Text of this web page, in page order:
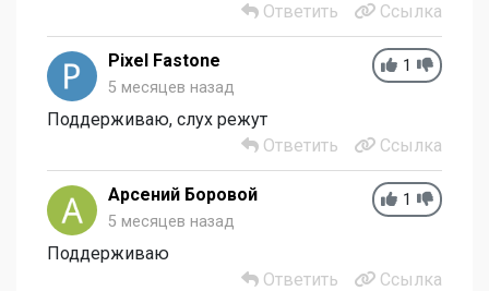
Ответить
Ссылка
1
Pixel Fastone
5 месяцев назад
Поддерживаю, слух режут
Ответить
Ссылка
1
Арсений Боровой
5 месяцев назад
Поддерживаю
Ответить
Ссылка